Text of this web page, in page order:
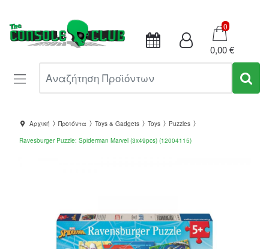
Καλάθι
0
0,00 €
Αρχική Προϊόντα Toys & Gadgets Toys
Puzzles
Ravesburger Puzzle: Spiderman Marvel (3x49pcs) (12004115)